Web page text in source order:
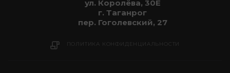
ул. Королёва, 30Е
г. Таганрог
пер. Гоголевский, 27
ПОЛИТИКА КОНФИДЕНЦИАЛЬНОСТИ